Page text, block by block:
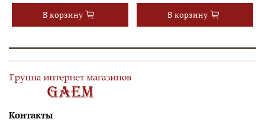
В корзину В корзину
Контакты